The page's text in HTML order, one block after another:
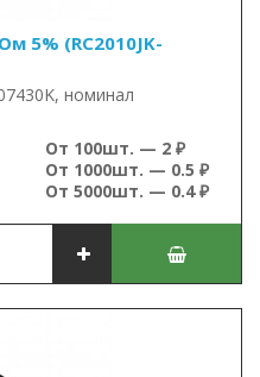
5% (RC2010JK-
номинал
От 100шт. — 2 ₽
От 1000шт. — 0.5 ₽
От 5000шт. — 0.4 ₽